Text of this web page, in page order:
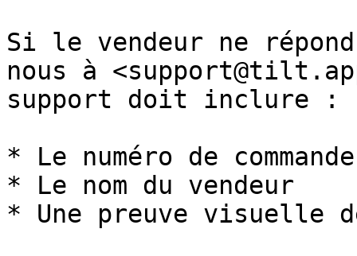
Si le vendeur ne
nous à
support doit inclure :
* Le numéro de commande
* Le nom du vendeur
* Une preuve visuelle